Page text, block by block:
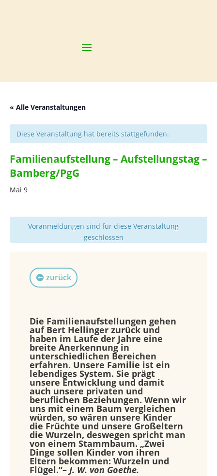
« Alle Veranstaltungen
Diese Veranstaltung hat bereits stattgefunden.
Familienaufstellung – Aufstellungstag –
Bamberg/PgG
Mai 9
Voranmeldungen sind für diese Veranstaltung
geschlossen
zurück
Die Familienaufstellungen gehen
auf Bert Hellinger zurück und
haben im Laufe der Jahre eine
breite Anerkennung in
unterschiedlichen Bereichen
erfahren. Unsere Familie ist ein
lebendiges System. Sie prägt
unsere Entwicklung und damit
auch unsere privaten und
beruflichen Beziehungen. Wenn wir
uns mit einem Baum vergleichen
würden, so wären unsere Kinder
die Früchte und unsere Großeltern
die Wurzeln, deswegen spricht man
von einem Stammbaum. „Zwei
Dinge sollen Kinder von ihren
Eltern bekommen: Wurzeln und
Flügel.“– J. W. von Goethe.